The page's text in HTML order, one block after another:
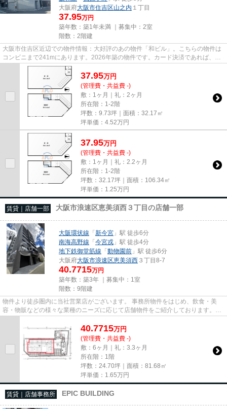
大阪府大阪市住吉区山之内 １丁目
37.95万円
築年数：築1年未満 ｜募集中： 2室
階数：2階建
大阪市住吉区近辺での物件情報：大好評のあの物件「和ビル」。こちらの物件は
コンビニまで241mにあります。2026年築の物件です。カード決済であれば、現
金が手元になくてもお支払いで...
37.95万円
(管理費・共益費 -)
敷：1ヶ月｜礼：2ヶ月
所在階：1-2階
坪数：9.73坪｜面積：32.17㎡
坪単価： 4.52万円
37.95万円
(管理費・共益費 -)
敷：1ヶ月｜礼：2.2ヶ月
所在階：1-2階
坪数：32.17坪｜面積：106.34㎡
坪単価： 1.25万円
賃貸｜店舗一部 大阪市浪速区恵美須西３丁目の店舗一部
大阪環状線 「新今宮 」駅 徒歩6分
南海高野線 「今宮戎 」駅 徒歩4分
地下鉄御堂筋線 「動物園前 」駅 徒歩6分
大阪府大阪市浪速区恵美須西 ３丁目8-7
40.7715万円
築年数：築3年 ｜募集中： 1室
階数：9階建
物件より徒歩圏内に当社営業店がございます。 事務所物件をはじめ、飲食・美
容・物販などの様々な業種のニーズに応じて店舗物件をご紹介しております。
尚、弊社ではおとり広告は一切...
40.7715万円
(管理費・共益費 -)
敷：6ヶ月｜礼：3.3ヶ月
所在階：1階
坪数：24.70坪｜面積：81.68㎡
坪単価： 1.65万円
賃貸｜店舗事務所 EPIC BUILDING